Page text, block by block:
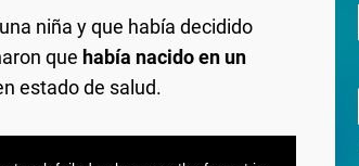
niña y que había decidido
que había nacido en un
estado de salud.